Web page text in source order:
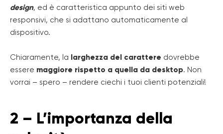
design, ed è caratteristica appunto dei siti web
responsivi, che si adattano automaticamente al
dispositivo.
Chiaramente, la larghezza del carattere dovrebbe
essere maggiore rispetto a quella da desktop. Non
vorrai – spero – rendere ciechi i tuoi clienti potenziali!
2 – L’importanza della